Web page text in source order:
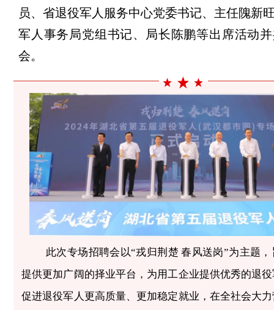
员、省退役军人服务中心党委书记、主任隗新
军人事务局党组书记、局长陈鹏等出席活动
会。
此次专场招聘会以“戎归荆楚 春风送岗”为主题
提供更加广阔的择业平台，为用工企业提供优秀的退
促进退役军人更高质量、更加稳定就业，在全社会大